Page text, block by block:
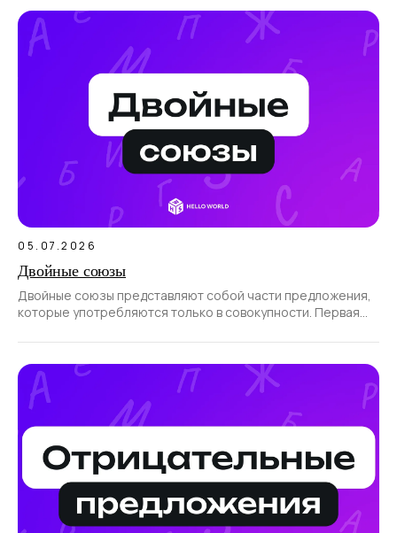
05.07.2026
Двойные союзы
Двойные союзы представляют собой части предложения,
которые употребляются только в совокупности. Первая